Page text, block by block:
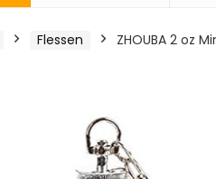
Flessen ZHOUBA 2 oz